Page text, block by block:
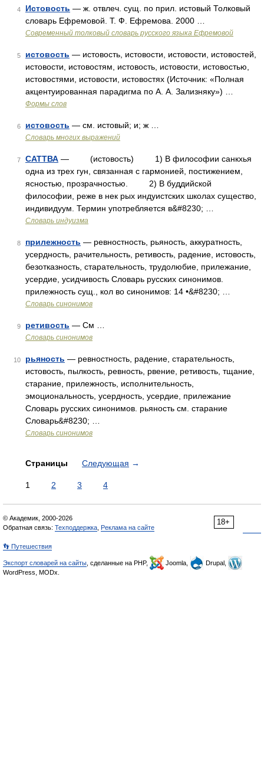
4 Истовость — ж. отвлеч. сущ. по прил. истовый Толковый
словарь Ефремовой. Т. Ф. Ефремова. 2000 …
Современный толковый словарь русского языка Ефремовой
5 истовость — истовость, истовости, истовости, истовостей,
истовости, истовостям, истовость, истовости, истовостью,
истовостями, истовости, истовостях (Источник: «Полная
акцентуированная парадигма по А. А. Зализняку») …
Формы слов
6 истовость — см. истовый; и; ж …
Словарь многих выражений
7 САТТВА — (истовость) 1) В философии санкхья
одна из трех гун, связанная с гармонией, постижением,
ясностью, прозрачностью. 2) В буддийской
философии, реже в нек рых индуистских школах существо,
индивидуум. Термин употребляется в&#8230; …
Словарь индуизма
8 прилежность — ревностность, рьяность, аккуратность,
усердность, рачительность, ретивость, радение, истовость,
безотказность, старательность, трудолюбие, прилежание,
усердие, усидчивость Словарь русских синонимов.
прилежность сущ., кол во синонимов: 14 •&#8230; …
Словарь синонимов
9 ретивость — См …
Словарь синонимов
10 рьяность — ревностность, радение, старательность,
истовость, пылкость, ревность, рвение, ретивость, тщание,
старание, прилежность, исполнительность,
эмоциональность, усердность, усердие, прилежание
Словарь русских синонимов. рьяность см. старание
Словарь&#8230; …
Словарь синонимов
Страницы Следующая →
1 2 3 4
18+
© Академик, 2000-2026
Обратная связь: Техподдержка Реклама на сайте
👣 Путешествия
Экспорт словарей на сайты , сделанные на PHP, Joomla,
Drupal,
WordPress, MODx.